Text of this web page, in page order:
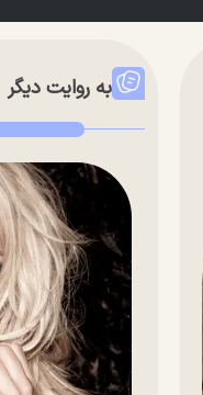
به روایت دیگر